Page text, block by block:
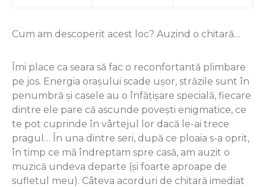
Cum am descoperit acest loc? Auzind o chitară…
Îmi place ca seara să fac o reconfortantă plimbare
pe jos. Energia orașului scade ușor, străzile sunt în
penumbră și casele au o înfățișare specială, fiecare
dintre ele pare că ascunde povești enigmatice, ce
te pot cuprinde în vârtejul lor dacă le-ai trece
pragul… În una dintre seri, după ce ploaia s-a oprit,
în timp ce mă îndreptam spre casă, am auzit o
muzică undeva departe (și foarte aproape de
sufletul meu). Câteva acorduri de chitară imediat